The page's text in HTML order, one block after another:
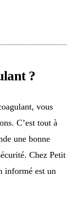
?
vous
C’est tout à
une bonne
Chez Petit
informé est un